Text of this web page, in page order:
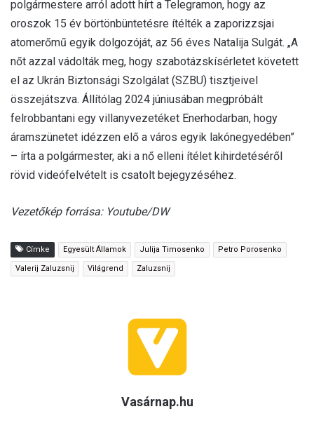
polgármestere arról adott hírt a Telegramon, hogy az
oroszok 15 év börtönbüntetésre ítélték a zaporizzsjai
atomerőmű egyik dolgozóját, az 56 éves Natalija Sulgát. „A
nőt azzal vádolták meg, hogy szabotázskísérletet követett
el az Ukrán Biztonsági Szolgálat (SZBU) tisztjeivel
összejátszva. Állítólag 2024 júniusában megpróbált
felrobbantani egy villanyvezetéket Enerhodarban, hogy
áramszünetet idézzen elő a város egyik lakónegyedében”
– írta a polgármester, aki a nő elleni ítélet kihirdetéséről
rövid videófelvételt is csatolt bejegyzéséhez.
Vezetőkép forrása: Youtube/DW
Címke Egyesült Államok Julija Timosenko Petro Porosenko
Valerij Zaluzsnij Világrend Zaluzsnij
Vasárnap.hu